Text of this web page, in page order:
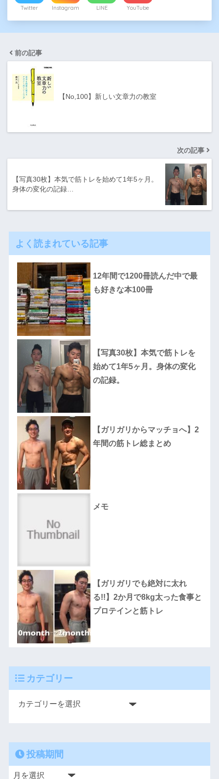
Twitter Instagram LINE YouTube
前の記事
【No,100】新しい文章力の教室
次の記事
【写真30枚】本気で筋トレを始めて1年5ヶ月。
身体の変化の記録…
よく読まれている記事
12年間で1200冊読んだ中で最
も好きな本100冊
【写真30枚】本気で筋トレを
始めて1年5ヶ月。身体の変化
の記録。
【ガリガリからマッチョへ】2
年間の筋トレ総まとめ
メモ
【ガリガリでも絶対に太れ
る!!】2か月で8kg太った食事と
プロテインと筋トレ
カテゴリー
投稿期間